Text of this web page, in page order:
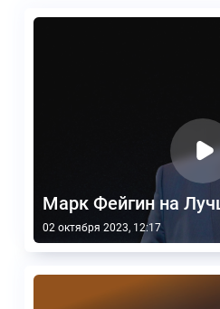
Марк Фейгин на
02 октября 2023, 12:17